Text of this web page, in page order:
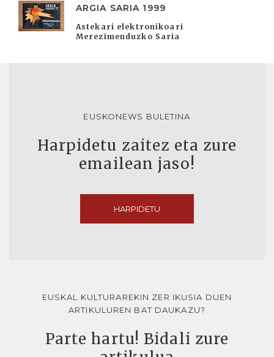
ARGIA SARIA 1999
Astekari elektronikoari
Merezimenduzko Saria
EUSKONEWS BULETINA
Harpidetu zaitez eta zure
emailean jaso!
HARPIDETU
EUSKAL KULTURAREKIN ZER IKUSIA DUEN
ARTIKULUREN BAT DAUKAZU?
Parte hartu! Bidali zure